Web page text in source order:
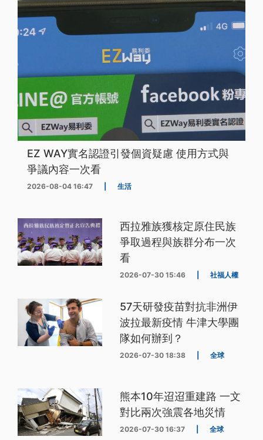
EZ WAY實名認證引發個資疑慮 使用方式與
爭議內容一次看
2026-08-04 16:47 生活
西拉雅族獲核定原住民族
爭取過程與族群分布一次
看
2026-07-30 15:46 社福人權
57天研發疫苗對抗非洲伊
波拉最新疫情 牛津大學團
隊如何辦到？
2026-07-30 18:38 全球
熊本10年迢迢重建路 一文
對比兩次強震各地災情
2026-07-30 16:37 全球